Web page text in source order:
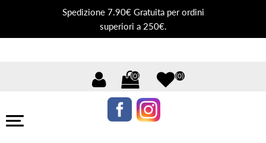
Spedizione 7.90€ Gratuita per ordini
superiori a 250€.
(0) (0)